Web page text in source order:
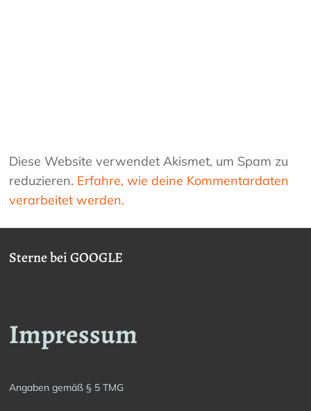
Diese Website verwendet Akismet, um Spam zu
reduzieren. Erfahre, wie deine Kommentardaten
verarbeitet werden.
Sterne bei GOOGLE
Impressum
Angaben gemäß § 5 TMG